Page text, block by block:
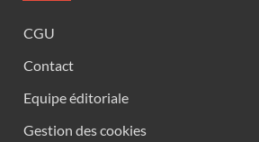
CGU
Contact
Equipe éditoriale
Gestion des cookies